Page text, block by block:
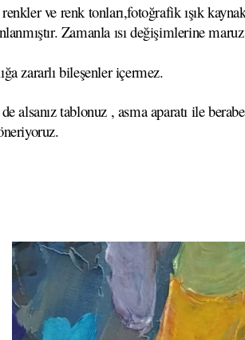
ve renk tonları,fotoğrafik ışık
Zamanla ısı değişimlerine
zararlı bileşenler içermez.
alsanız tablonuz , asma aparatı ile